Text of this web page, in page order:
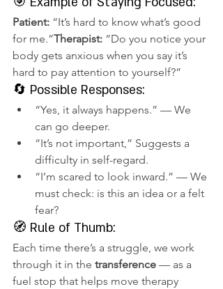
Patient: “It’s hard to know what’s good
for me.”Therapist: “Do you notice your
body gets anxious when you say it’s
hard to pay attention to yourself?”
🔄 Possible Responses:
“Yes, it always happens.” — We
can go deeper.
“It’s not important,” Suggests a
difficulty in self-regard.
“I’m scared to look inward.” — We
must check: is this an idea or a felt
fear?
🧭 Rule of Thumb:
Each time there’s a struggle, we work
through it in the transference — as a
fuel stop that helps move therapy